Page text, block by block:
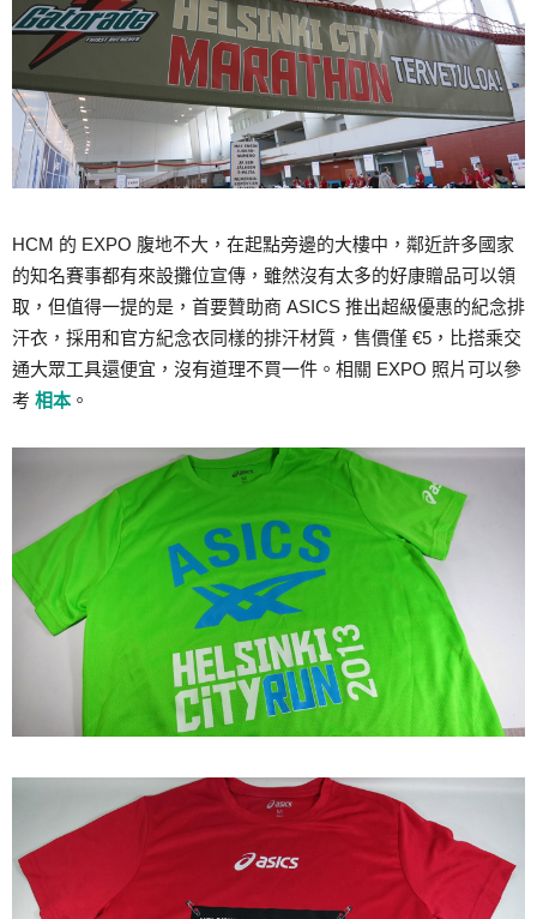
HCM 的 EXPO 腹地不大，在起點旁邊的大樓中，鄰近許多國家
的知名賽事都有來設攤位宣傳，雖然沒有太多的好康贈品可以領
取，但值得一提的是，首要贊助商 ASICS 推出超級優惠的紀念排
汗衣，採用和官方紀念衣同樣的排汗材質，售價僅 €5，比搭乘交
通大眾工具還便宜，沒有道理不買一件。相關 EXPO 照片可以參
考 相本 。